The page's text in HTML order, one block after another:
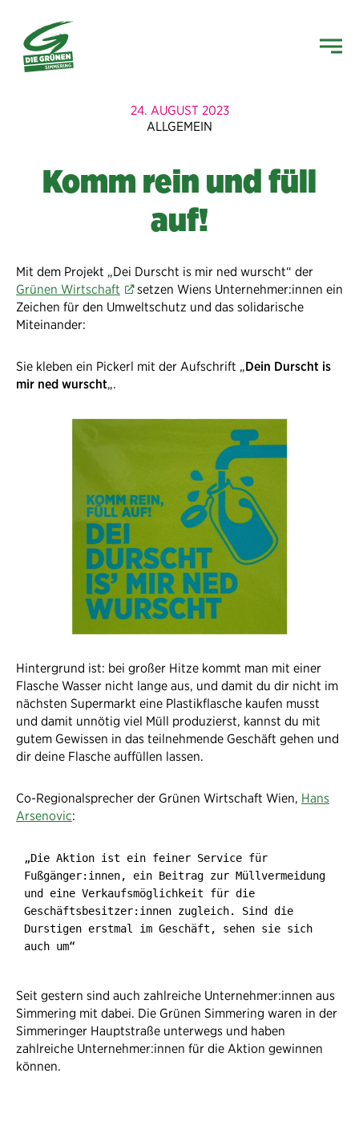
24. AUGUST 2023
ALLGEMEIN
Komm rein und füll
auf!
Mit dem Projekt „Dei Durscht is mir ned wurscht“ der
Grünen Wirtschaft
setzen Wiens Unternehmer:innen ein
Zeichen für den Umweltschutz und das solidarische
Miteinander:
Sie kleben ein Pickerl mit der Aufschrift „Dein Durscht is
mir ned wurscht„.
Hintergrund ist: bei großer Hitze kommt man mit einer
Flasche Wasser nicht lange aus, und damit du dir nicht im
nächsten Supermarkt eine Plastikflasche kaufen musst
und damit unnötig viel Müll produzierst, kannst du mit
gutem Gewissen in das teilnehmende Geschäft gehen und
dir deine Flasche auffüllen lassen.
Co-Regionalsprecher der Grünen Wirtschaft Wien, Hans
Arsenovic:
„Die Aktion ist ein feiner Service für
Fußgänger:innen, ein Beitrag zur Müllvermeidung
und eine Verkaufsmöglichkeit für die
Geschäftsbesitzer:innen zugleich. Sind die
Durstigen erstmal im Geschäft, sehen sie sich
auch um“
Seit gestern sind auch zahlreiche Unternehmer:innen aus
Simmering mit dabei. Die Grünen Simmering waren in der
Simmeringer Hauptstraße unterwegs und haben
zahlreiche Unternehmer:innen für die Aktion gewinnen
können.